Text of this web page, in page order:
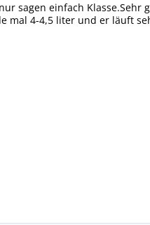
sagen einfach
mal 4-4,5 liter und er läuft